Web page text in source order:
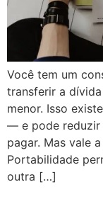
Você tem um
transferir a
menor. Isso
— e pode reduzir
pagar. Mas vale
Portabilidade
outra […]